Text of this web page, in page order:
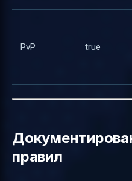
PvP true
правил